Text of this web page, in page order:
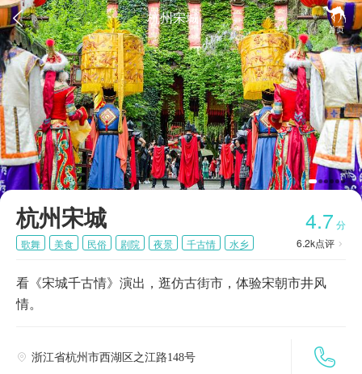
 
首页
杭州宋城
杭州宋城 4.7 分
6.2k点评 
歌舞 美食 民俗 剧院 夜景 千古情
水乡
看《宋城千古情》演出，逛仿古街市，体验宋朝市井风
情。

 浙江省杭州市西湖区之江路148号